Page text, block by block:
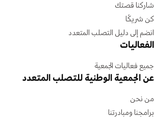
شاركنا قصتك
كن شريكًا
انضم إلى دليل التصلب المتعدد
الفعاليات
جميع فعاليات الجمعية
عن الجمعية الوطنية للتصلب المتعدد
من نحن
برامجنا ومبادرتنا